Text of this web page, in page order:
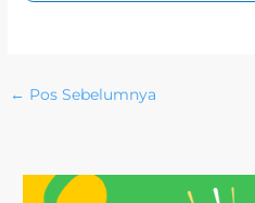
← Pos Sebelumnya